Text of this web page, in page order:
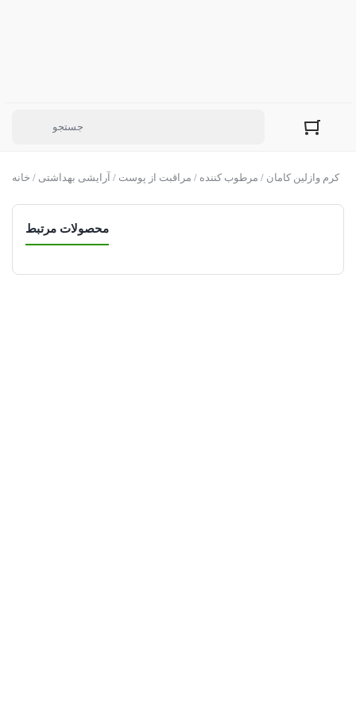
خانه / آرایشی بهداشتی / مراقبت از پوست / مرطوب کننده / کرم وازلین کامان
محصولات مرتبط